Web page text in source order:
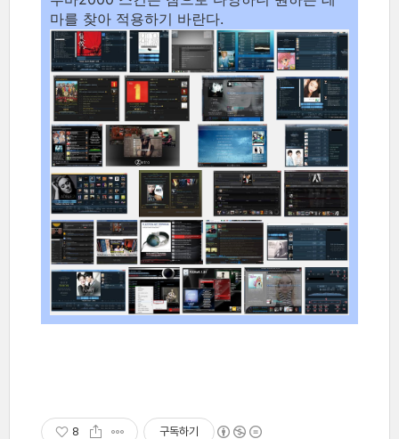
마를 찾아 적용하기 바란다.
8 구독하기